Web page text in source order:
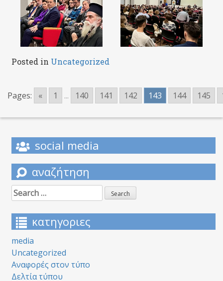
Posted in Uncategorized
Pages: « 1 ... 140 141 142 143 144 145
social media
αναζήτηση
Search
for:
κατηγοριες
media
Uncategorized
Αναφορές στον τύπο
Δελτία τύπου